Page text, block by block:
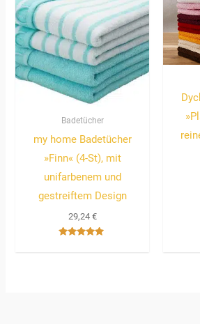
Badetücher
my home Badetücher
»Finn« (4-St), mit
unifarbenem und
gestreiftem Design
29,24 €